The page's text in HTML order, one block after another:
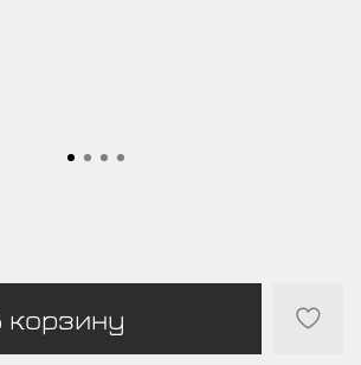
корзину